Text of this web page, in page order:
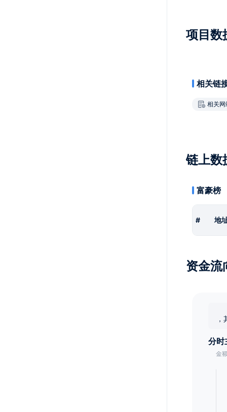
项目数
相关链
相关网
链上数
富豪榜
# 地
资金流
分时